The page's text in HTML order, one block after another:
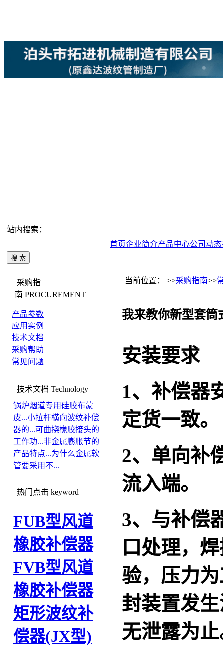
站内搜索：
首页企业简介产品中心公司动态
采购指
南 PROCUREMENT
产品参数
应用实例
技术文档
采购帮助
常见问题
技术文档 Technology
锅炉烟道专用硅胶布蒙
皮...小拉杆横向波纹补偿
器的...可曲挠橡胶接头的
工作功...非金属膨胀节的
产品特点...为什么金属软
管要采用不...
热门点击 keyword
FUB型风道
橡胶补偿器
FVB型风道
橡胶补偿器
矩形波纹补
偿器(JX型)
当前位置： >>采购指南>>
我来教你新型套筒
安装要求
1、补偿器
定货一致。
2、单向补
流入端。
3、与补偿
口处理，
验，压力
封装置发
无泄露为